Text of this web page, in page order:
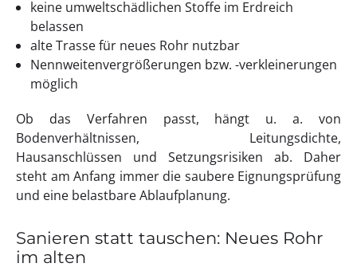
keine umweltschädlichen Stoffe im Erdreich
belassen
alte Trasse für neues Rohr nutzbar
Nennweitenvergrößerungen bzw. -verkleinerungen
möglich
Ob das Verfahren passt, hängt u. a. von
Bodenverhältnissen, Leitungsdichte,
Hausanschlüssen und Setzungsrisiken ab. Daher
steht am Anfang immer die saubere Eignungsprüfung
und eine belastbare Ablaufplanung.
Sanieren statt tauschen: Neues Rohr
im alten